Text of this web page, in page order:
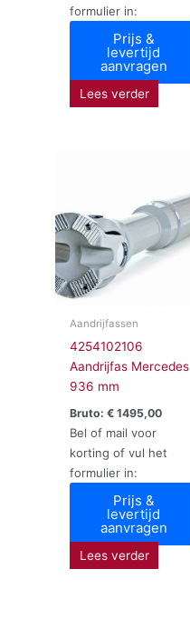
formulier in:
Prijs &
levertijd
aanvragen
Lees verder
Aandrijfassen
4254102106
Aandrijfas Mercedes
936 mm
Bruto:€ 1495,00
Bel of mail voor
korting of vul het
formulier in:
Prijs &
levertijd
aanvragen
Lees verder